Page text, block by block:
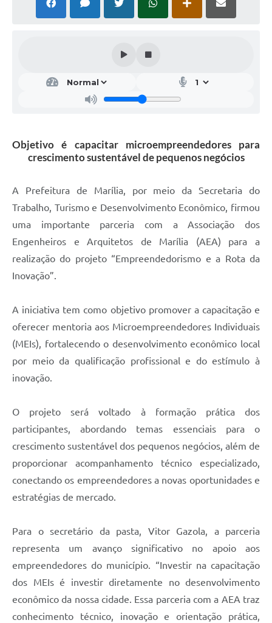
Objetivo é capacitar microempreendedores para
crescimento sustentável de pequenos negócios
A Prefeitura de Marília, por meio da Secretaria do
Trabalho, Turismo e Desenvolvimento Econômico, firmou
uma importante parceria com a Associação dos
Engenheiros e Arquitetos de Marília (AEA) para a
realização do projeto “Empreendedorismo e a Rota da
Inovação”.
A iniciativa tem como objetivo promover a capacitação e
oferecer mentoria aos Microempreendedores Individuais
(MEIs), fortalecendo o desenvolvimento econômico local
por meio da qualificação profissional e do estímulo à
inovação.
O projeto será voltado à formação prática dos
participantes, abordando temas essenciais para o
crescimento sustentável dos pequenos negócios, além de
proporcionar acompanhamento técnico especializado,
conectando os empreendedores a novas oportunidades e
estratégias de mercado.
Para o secretário da pasta, Vitor Gazola, a parceria
representa um avanço significativo no apoio aos
empreendedores do município. “Investir na capacitação
dos MEIs é investir diretamente no desenvolvimento
econômico da nossa cidade. Essa parceria com a AEA traz
conhecimento técnico, inovação e orientação prática,